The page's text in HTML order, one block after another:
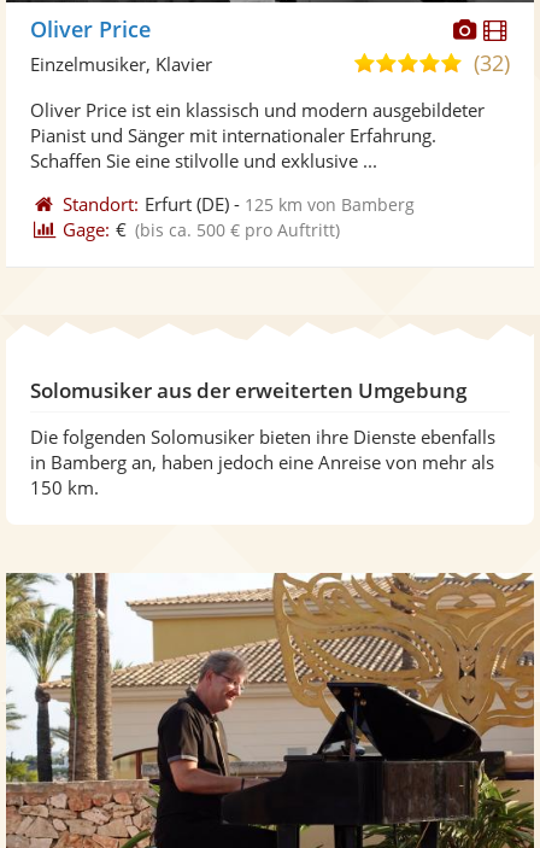
Fotos
Oliver Price
4,9
5
(32)
Einzelmusiker, Klavier
Oliver Price ist ein klassisch und modern ausgebildeter
Pianist und Sänger mit internationaler Erfahrung.
Schaffen Sie eine stilvolle und exklusive ...
Standort: Erfurt (DE) - 125 km von Bamberg
Gage: € (bis ca. 500 € pro Auftritt)
Solomusiker aus der erweiterten Umgebung
Die folgenden Solomusiker bieten ihre Dienste ebenfalls
in Bamberg an, haben jedoch eine Anreise von mehr als
150 km.